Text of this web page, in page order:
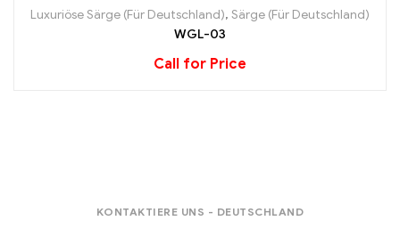
Luxuriöse Särge (Für Deutschland), Särge (Für Deutschland)
WGL-03
Call for Price
KONTAKTIERE UNS - DEUTSCHLAND